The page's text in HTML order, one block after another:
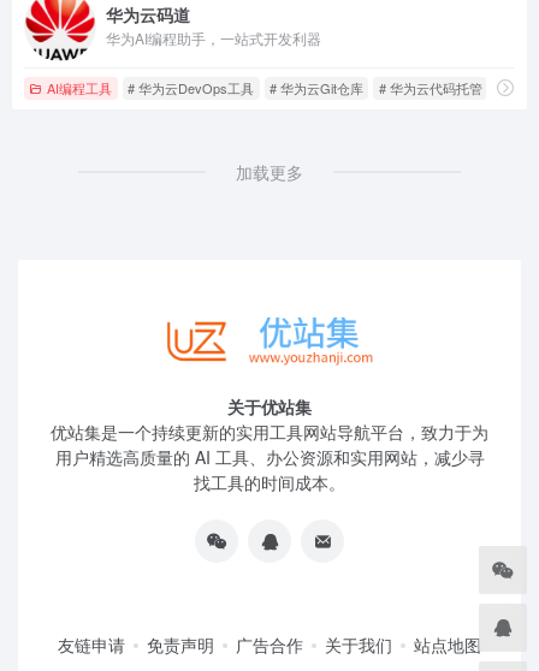
华为云码道
华为AI编程助手，一站式开发利器
AI编程工具 # 华为云DevOps工具 # 华为云Git仓库 # 华为云代码托管
加载更多
关于优站集
优站集是一个持续更新的实用工具网站导航平台，致力于为
用户精选高质量的 AI 工具、办公资源和实用网站，减少寻
找工具的时间成本。
友链申请 免责声明 广告合作 关于我们 站点地图